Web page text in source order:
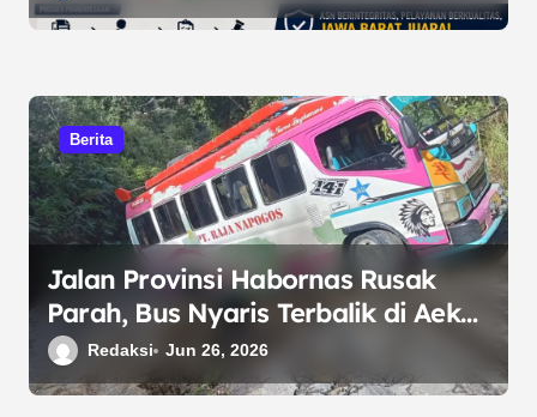
Berita
Jalan Provinsi Habornas Rusak
Parah, Bus Nyaris Terbalik di Aek
Kualu Toba
Redaksi Jun 26, 2026